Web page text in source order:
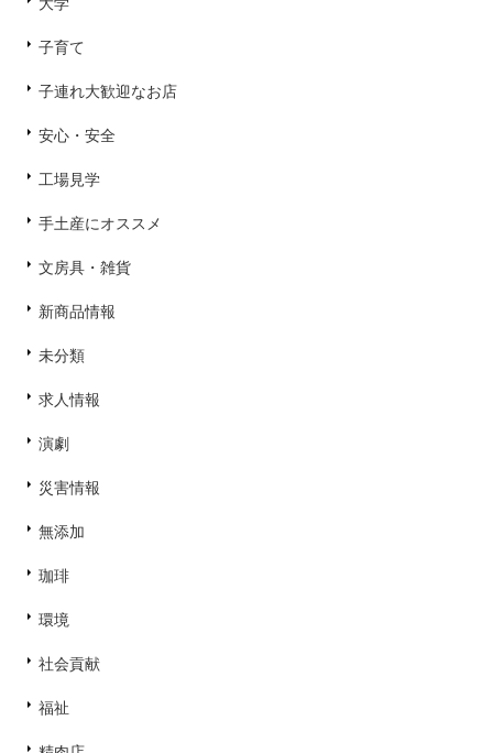
大学
子育て
子連れ大歓迎なお店
安心・安全
工場見学
手土産にオススメ
文房具・雑貨
新商品情報
未分類
求人情報
演劇
災害情報
無添加
珈琲
環境
社会貢献
福祉